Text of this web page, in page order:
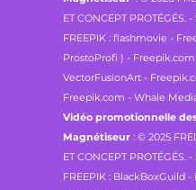
ET CONCEPT PROTÉGÉS.
FREEPIK : flashmovie -
ProstoProfi ) -
VectorFusionArt -
Freepik.com - Whale
Vidéo promotionnelle
Magnétiseur : © 2025
ET CONCEPT PROTÉGÉS.
FREEPIK : BlackBoxGuild